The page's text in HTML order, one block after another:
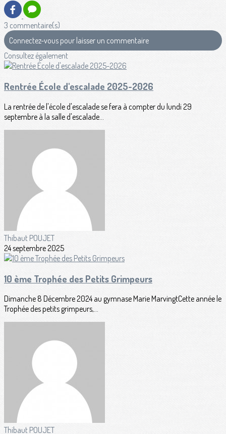
3 commentaire(s)
Connectez-vous pour laisser un commentaire
Consultez également
Rentrée École d'escalade 2025-2026
La rentrée de l'école d'escalade se fera à compter du lundi 29
septembre à la salle d'escalade...
Thibaut POUJET
24 septembre 2025
10 ème Trophée des Petits Grimpeurs
Dimanche 8 Décembre 2024 au gymnase Marie MarvingtCette année le
Trophée des petits grimpeurs,...
Thibaut POUJET